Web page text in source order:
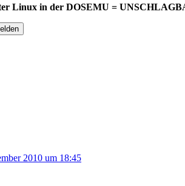
Linux in der DOSEMU =
2010 um 18:45